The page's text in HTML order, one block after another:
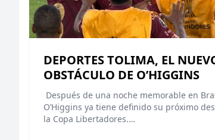
DEPORTES TOLIMA, EL
OBSTÁCULO DE O’HIGGINS
Después de una noche memorable en
O’Higgins ya tiene definido su próximo
la Copa Libertadores.…